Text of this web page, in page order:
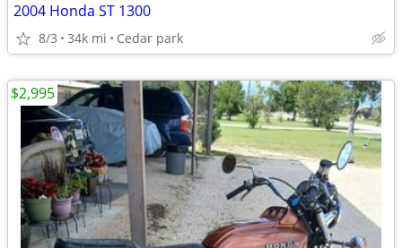
2004 Honda ST 1300
8/3 34k mi Cedar park
$2,995